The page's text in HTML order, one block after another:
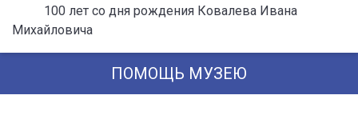
100 лет со дня рождения Ковалева Ивана
Михайловича
ПОМОЩЬ МУЗЕЮ